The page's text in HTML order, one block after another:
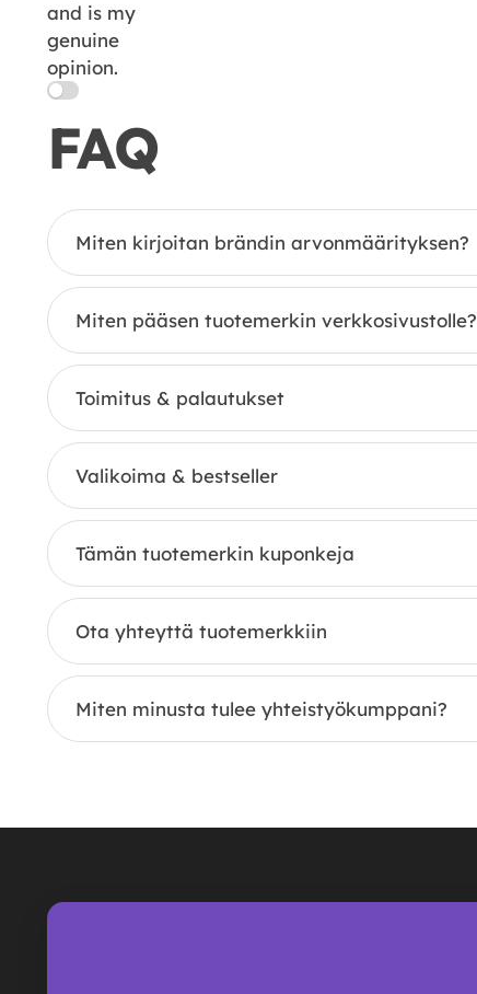
and is my
genuine
opinion.
FAQ
Miten kirjoitan brändin arvonmäärityksen?
Miten pääsen tuotemerkin verkkosivustolle?
Toimitus & palautukset
Valikoima & bestseller
Tämän tuotemerkin kuponkeja
Ota yhteyttä tuotemerkkiin
Miten minusta tulee yhteistyökumppani?